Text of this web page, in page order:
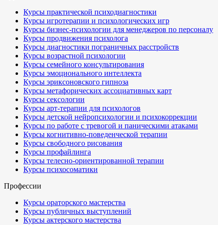
Курсы практической психодиагностики
Курсы игротерапии и психологических игр
Курсы бизнес-психологии для менеджеров по персоналу
Курсы продвижения психолога
Курсы диагностики пограничных расстройств
Курсы возрастной психологии
Курсы семейного консультирования
Курсы эмоционального интеллекта
Курсы эриксоновского гипноза
Курсы метафорических ассоциативных карт
Курсы сексологии
Курсы арт-терапии для психологов
Курсы детской нейропсихологии и психокоррекции
Курсы по работе с тревогой и паническими атаками
Курсы когнитивно-поведенческой терапии
Курсы свободного рисования
Курсы профайлинга
Курсы телесно-ориентированной терапии
Курсы психосоматики
Профессии
Курсы ораторского мастерства
Курсы публичных выступлений
Курсы актерского мастерства